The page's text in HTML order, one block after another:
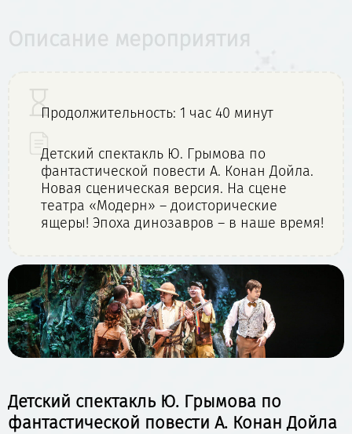
Описание мероприятия
Детский спектакль Ю. Грымова по
фантастической повести А. Конан Дойла
Продолжительность: 1 час 40 минут
Детский спектакль Ю. Грымова по
фантастической повести А. Конан Дойла.
Новая сценическая версия. На сцене
театра «Модерн» – доисторические
ящеры! Эпоха динозавров – в наше время!